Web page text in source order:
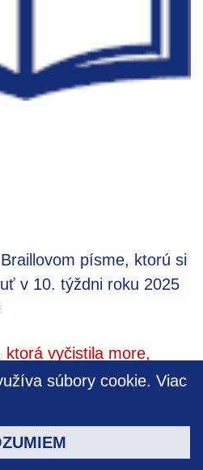
súbory cookie. Viac
písme, ktorú si
v 10. týždni roku 2025
ktorá vyčistila more,
Anne Tracy Warren